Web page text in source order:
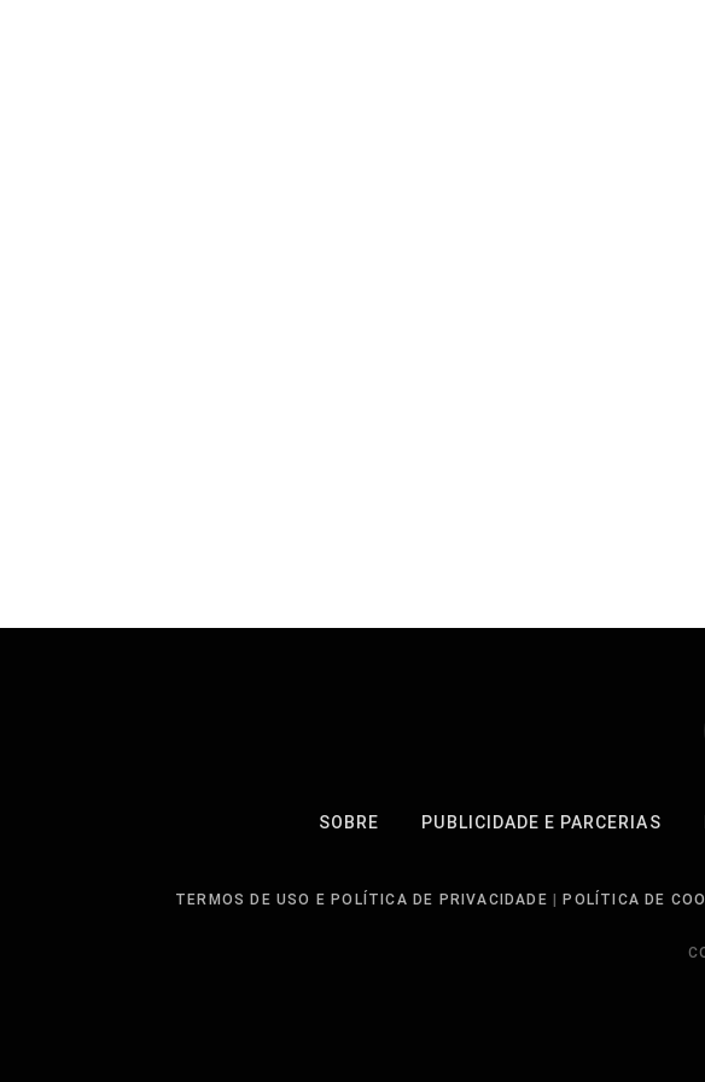
SOBRE PUBLICIDADE E PARCERIAS
TERMOS DE USO E POLÍTICA DE PRIVACIDADE POLÍTICA DE